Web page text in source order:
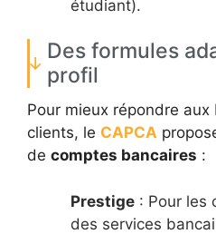
étudiant).
Des formules
profil
Pour mieux répondre
clients, le CAPCA
de comptes bancaires :
Prestige : Pour les
des services